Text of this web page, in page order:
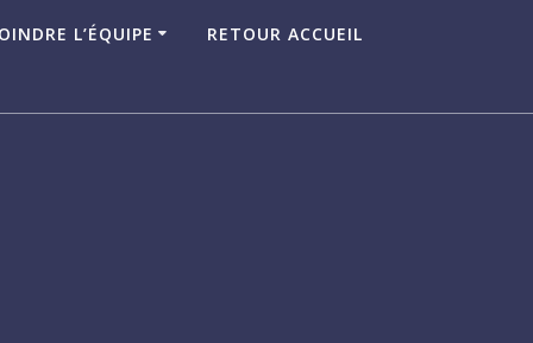
L’ÉQUIPE RETOUR ACCUEIL